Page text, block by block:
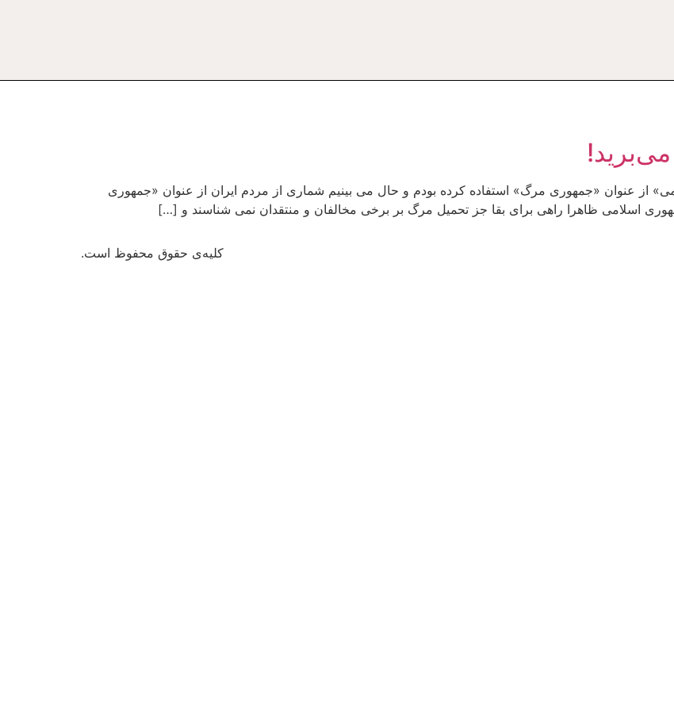
از عنوان «جمهوری مرگ» استفاده کرده بودم و حال می بینیم شماری از مردم ایران از عنوان «جمهوری
اسلامی ظاهرا راهی برای بقا جز تحمیل مرگ بر برخی مخالفان و منتقدان نمی شناسند و […]
کلیه‌ی حقوق محفوظ است.